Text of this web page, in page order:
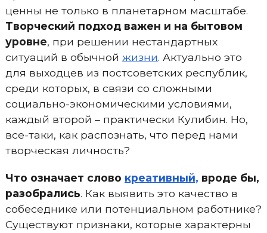
ценны не только в планетарном масштабе.
Творческий подход важен и на бытовом
уровне, при решении нестандартных
ситуаций в обычной жизни. Актуально это
для выходцев из постсоветских республик,
среди которых, в связи со сложными
социально-экономическими условиями,
каждый второй – практически Кулибин. Но,
все-таки, как распознать, что перед нами
творческая личность?
Что означает слово креативный, вроде бы,
разобрались. Как выявить это качество в
собеседнике или потенциальном работнике?
Существуют признаки, которые характерны